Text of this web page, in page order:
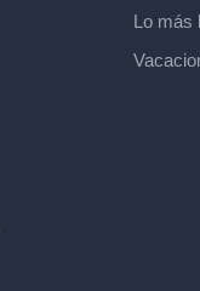
Lo más